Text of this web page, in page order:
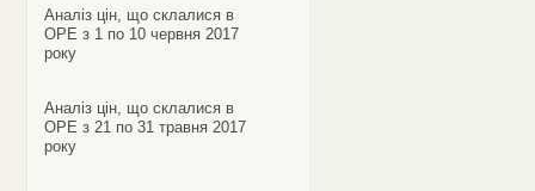
Аналіз цін, що склалися в
ОРЕ з 1 по 10 червня 2017
року
Аналіз цін, що склалися в
ОРЕ з 21 по 31 травня 2017
року